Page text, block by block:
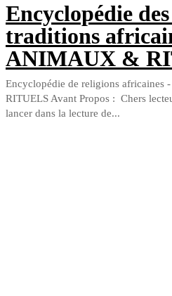
Encyclopédie
traditions
ANIMAUX &
Encyclopédie de religions africaines
RITUELS Avant Propos : Chers
lancer dans la lecture de...